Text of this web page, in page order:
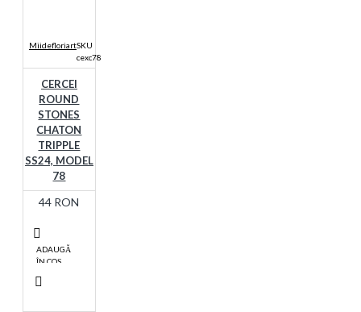
MiidefloriartSKU
cexc78
CERCEI
ROUND
STONES
CHATON
TRIPPLE
SS24, MODEL
78
44 RON
ADAUGĂ
ÎN COŞ